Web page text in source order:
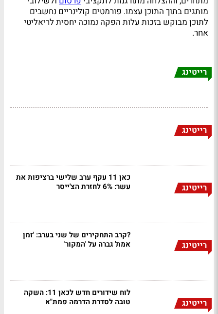
מותגים בתוך התוכן עצמו. פורמטים קולינריים נחשבים
לתוכן מבוקש בזכות עלות הפקה נמוכה יחסית לריאליטי
אחר.
רייטינג
רייטינג
רייטינג
כאן 11 עקף ערב שלישי ברציפות את
עשר: 6% לחזרת הצ'ייסר
רייטינג
?קרב התחקירים של שני בערב: 'זמן
אמת' גברה על 'המקור'
רייטינג
לוח שידורים חדש לכאן 11: השקה
טובה לסדרת הדרמה פמת"א